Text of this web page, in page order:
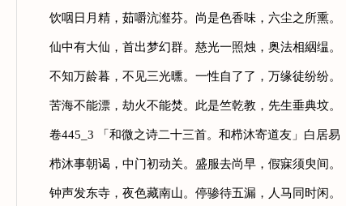
饮咽日月精，茹嚼沆瀣芬。尚是色香味，六尘之所熏。
仙中有大仙，首出梦幻群。慈光一照烛，奥法相絪缊。
不知万龄暮，不见三光曛。一性自了了，万缘徒纷纷。
苦海不能漂，劫火不能焚。此是竺乾教，先生垂典坟。
卷445_3 「和微之诗二十三首。和栉沐寄道友」白居易
栉沐事朝谒，中门初动关。盛服去尚早，假寐须臾间。
钟声发东寺，夜色藏南山。停骖待五漏，人马同时闲。